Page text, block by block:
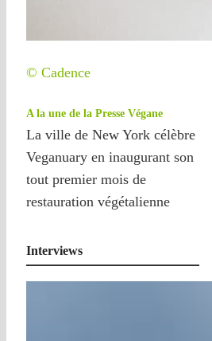
© Cadence
A la une de la Presse Végane
La ville de New York célèbre
Veganuary en inaugurant son
tout premier mois de
restauration végétalienne
Interviews